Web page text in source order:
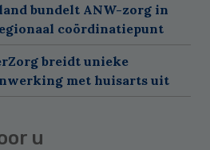
bundelt ANW-zorg in
coördinatiepunt
breidt unieke
met huisarts uit
u